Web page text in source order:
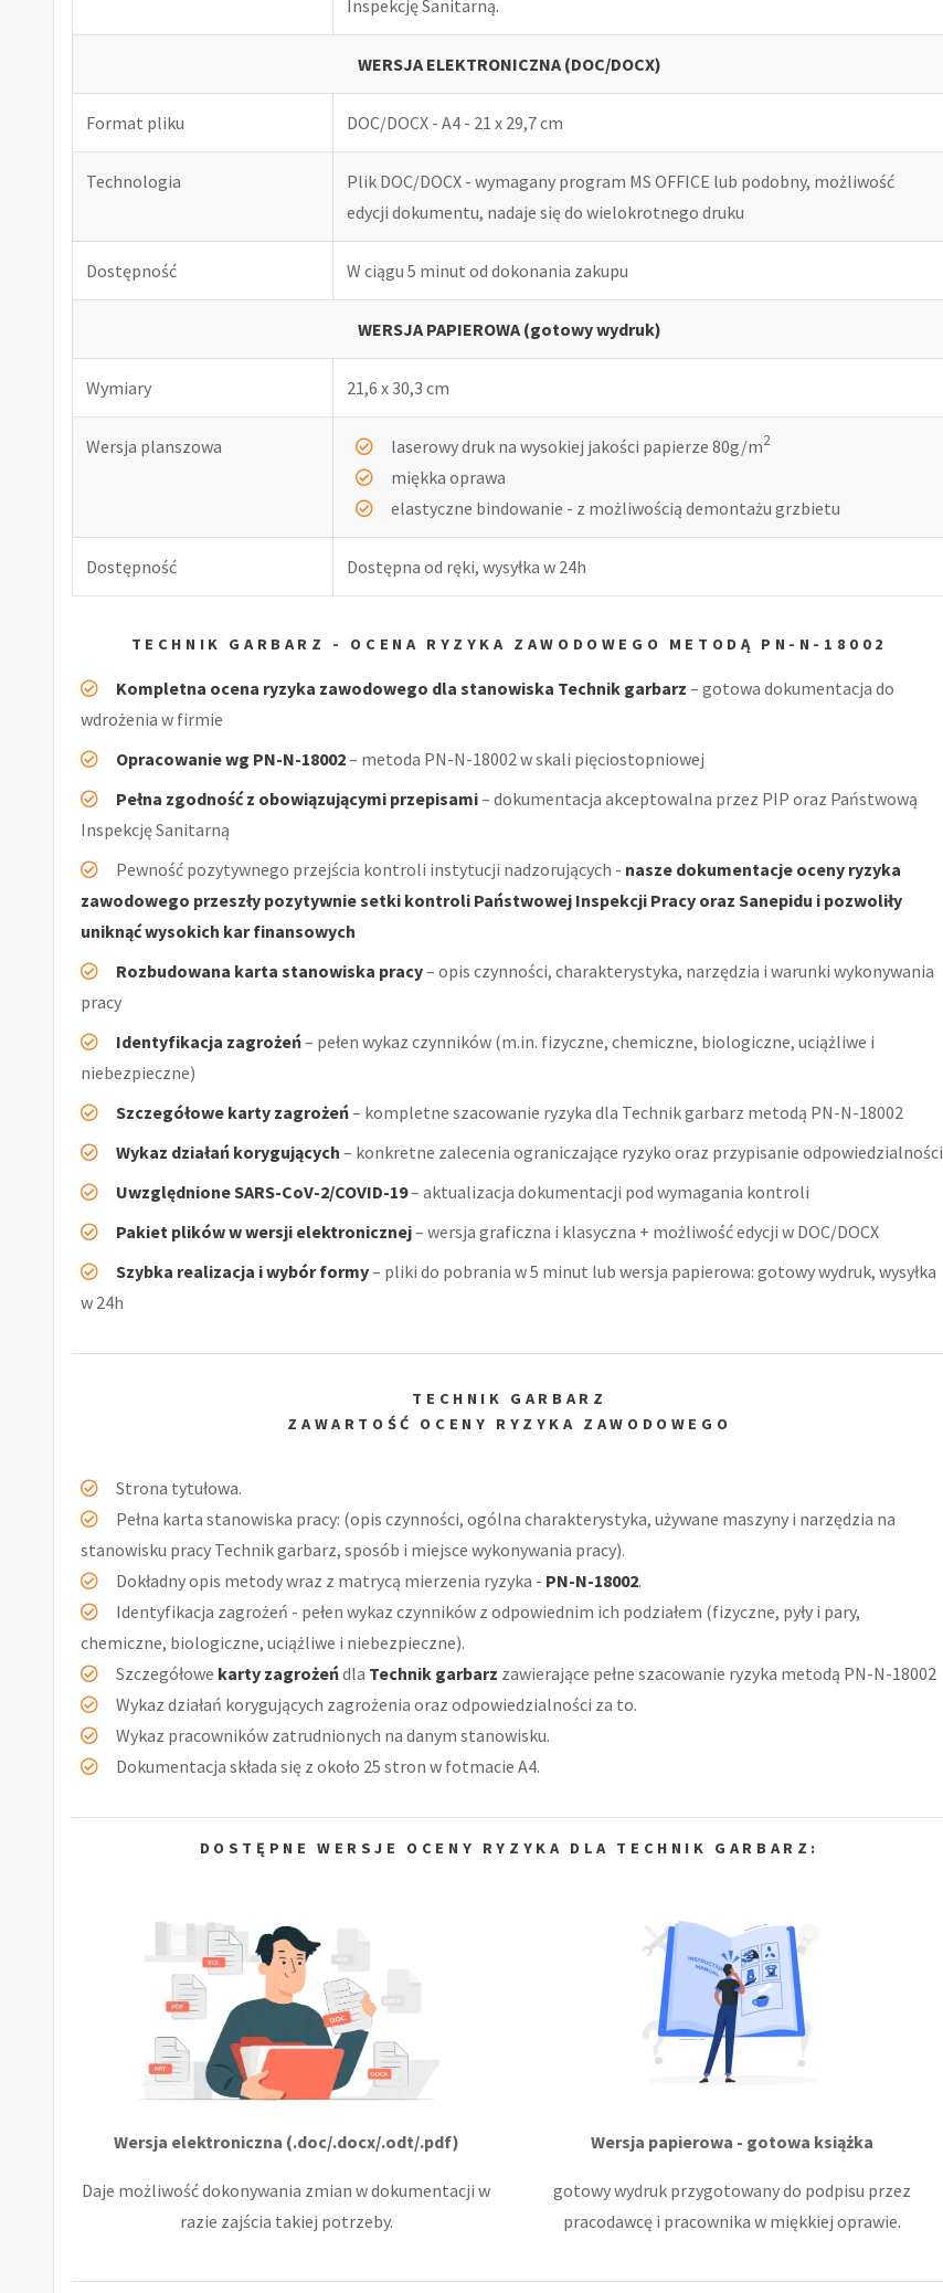
Inspekcję Sanitarną.
WERSJA ELEKTRONICZNA (DOC/DOCX)
Format pliku DOC/DOCX - A4 - 21 x 29,7 cm
Technologia
Plik DOC/DOCX - wymagany program MS OFFICE lub podobny, możliwość
edycji dokumentu, nadaje się do wielokrotnego druku
Dostępność W ciągu 5 minut od dokonania zakupu
WERSJA PAPIEROWA (gotowy wydruk)
Wymiary 21,6 x 30,3 cm
Wersja planszowa laserowy druk na wysokiej jakości papierze 80g/m2
miękka oprawa
elastyczne bindowanie - z możliwością demontażu grzbietu
Dostępność Dostępna od ręki, wysyłka w 24h
TECHNIK GARBARZ - OCENA RYZYKA ZAWODOWEGO METODĄ PN-N-18002
Kompletna ocena ryzyka zawodowego dla stanowiska Technik garbarz – gotowa dokumentacja do
wdrożenia w firmie
Opracowanie wg PN-N-18002– metoda PN-N-18002 w skali pięciostopniowej
Pełna zgodność z obowiązującymi przepisami– dokumentacja akceptowalna przez PIP oraz Państwową
Inspekcję Sanitarną
Pewność pozytywnego przejścia kontroli instytucji nadzorujących - nasze dokumentacje oceny ryzyka
zawodowego przeszły pozytywnie setki kontroli Państwowej Inspekcji Pracy oraz Sanepidu i pozwoliły
uniknąć wysokich kar finansowych
Rozbudowana karta stanowiska pracy– opis czynności, charakterystyka, narzędzia i warunki wykonywania
pracy
Identyfikacja zagrożeń– pełen wykaz czynników (m.in. fizyczne, chemiczne, biologiczne, uciążliwe i
niebezpieczne)
Szczegółowe karty zagrożeń– kompletne szacowanie ryzyka dla Technik garbarz metodą PN-N-18002
Wykaz działań korygujących – konkretne zalecenia ograniczające ryzyko oraz przypisanie odpowiedzialności
Uwzględnione SARS-CoV-2/COVID-19– aktualizacja dokumentacji pod wymagania kontroli
Pakiet plików w wersji elektronicznej– wersja graficzna i klasyczna + możliwość edycji w DOC/DOCX
Szybka realizacja i wybór formy– pliki do pobrania w 5 minut lub wersja papierowa: gotowy wydruk, wysyłka
w 24h
TECHNIK GARBARZ
ZAWARTOŚĆ OCENY RYZYKA ZAWODOWEGO
Strona tytułowa.
Pełna karta stanowiska pracy: (opis czynności, ogólna charakterystyka, używane maszyny i narzędzia na
stanowisku pracy Technik garbarz, sposób i miejsce wykonywania pracy).
Dokładny opis metody wraz z matrycą mierzenia ryzyka - PN-N-18002.
Identyfikacja zagrożeń - pełen wykaz czynników z odpowiednim ich podziałem (fizyczne, pyły i pary,
chemiczne, biologiczne, uciążliwe i niebezpieczne).
Szczegółowe karty zagrożeńdla Technik garbarz zawierające pełne szacowanie ryzyka metodą PN-N-18002
Wykaz działań korygujących zagrożenia oraz odpowiedzialności za to.
Wykaz pracowników zatrudnionych na danym stanowisku.
Dokumentacja składa się z około 25 stron w fotmacie A4.
DOSTĘPNE WERSJE OCENY RYZYKA DLA TECHNIK GARBARZ:
Wersja elektroniczna (.doc/.docx/.odt/.pdf)
Daje możliwość dokonywania zmian w dokumentacji w
razie zajścia takiej potrzeby.
Wersja papierowa - gotowa książka
gotowy wydruk przygotowany do podpisu przez
pracodawcę i pracownika w miękkiej oprawie.